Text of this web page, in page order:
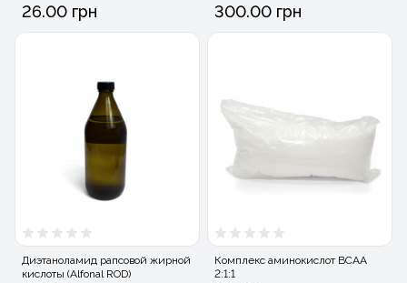
26.00 грн 300.00 грн
Диэтаноламид рапсовой жирной
кислоты (Alfonal ROD)
Комплекс аминокислот ВСАА
2:1:1